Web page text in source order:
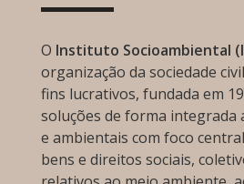
O Instituto Socioambiental
organização da sociedade
fins lucrativos, fundada em
soluções de forma integrada
e ambientais com foco
bens e direitos sociais,